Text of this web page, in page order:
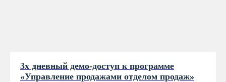
3х дневный демо-доступ к программе
«Управление продажами отделом продаж»